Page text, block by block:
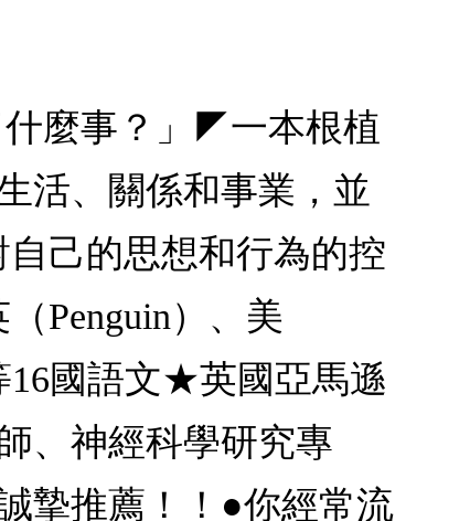
麼事？」◤一本根植
活、關係和事業，並
己的思想和行為的控
Penguin）、美
16國語文★英國亞馬遜
、神經科學研究專
摯推薦！！●你經常流